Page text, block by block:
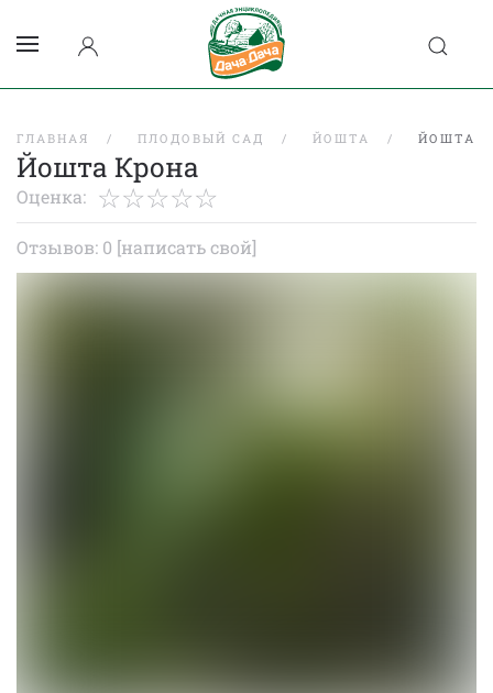
ГЛАВНАЯ ПЛОДОВЫЙ САД ЙОШТА ЙОШТА
Йошта Крона
Оценка:
Отзывов: 0 [написать свой]